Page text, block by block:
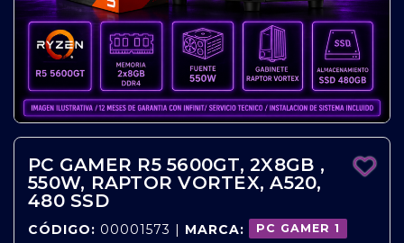
PC GAMER R5 5600GT, 2X8GB ,
550W, RAPTOR VORTEX, A520,
480 SSD
CÓDIGO: 00001573 | MARCA: PC GAMER 1